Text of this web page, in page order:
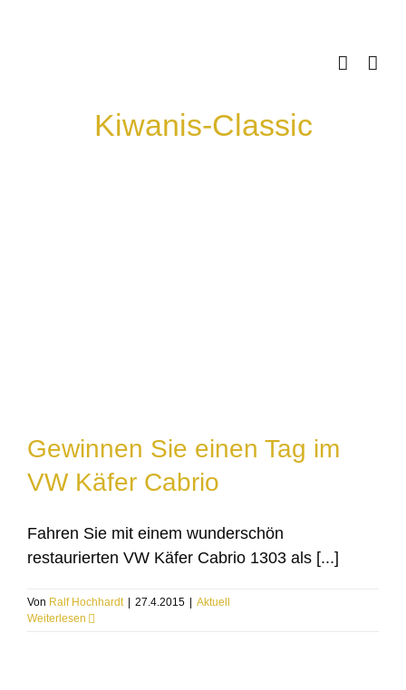
Kiwanis-Classic
Gewinnen Sie einen Tag im
VW Käfer Cabrio
Fahren Sie mit einem wunderschön
restaurierten VW Käfer Cabrio 1303 als [...]
Von Ralf Hochhardt 27.4.2015
Aktuell
Weiterlesen